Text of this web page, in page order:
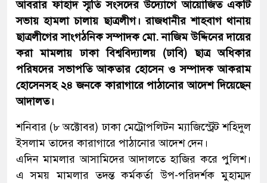
আবরার ফাহাদ স্মৃতি সংসদের উদ্যোগে আয়োজিত একটি
সভায় হামলা চালায় ছাত্রলীগ। রাজধানীর শাহবাগ থানায়
ছাত্রলীগের সাংগঠনিক সম্পাদক মো. নাজিম উদ্দিনের দায়ের
করা মামলায় ঢাকা বিশ্ববিদ্যালয় (ঢাবি) ছাত্র অধিকার
পরিষদের সভাপতি আকতার হোসেন ও সম্পাদক আকরাম
হোসেনসহ ২৪ জনকে কারাগারে পাঠানোর আদেশ দিয়েছেন
আদালত।
শনিবার (৮ অক্টোবর) ঢাকা মেট্রোপলিটন ম্যাজিস্ট্রেট শহিদুল
ইসলাম তাদের কারাগারে পাঠানোর আদেশ দেন।
এদিন মামলার আসামিদের আদালতে হাজির করে পুলিশ।
এ সময় মামলার তদন্ত কর্মকর্তা উপ-পরিদর্শক মুহাম্মদ